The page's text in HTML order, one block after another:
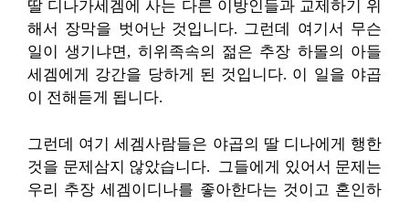
딸 디나가세겜에 사는 다른 이방인들과 교제하기 위
해서 장막을 벗어난 것입니다. 그런데 여기서 무슨
일이 생기냐면, 히위족속의 젊은 추장 하몰의 아들
세겜에게 강간을 당하게 된 것입니다. 이 일을 야곱
이 전해듣게 됩니다.
그런데 여기 세겜사람들은 야곱의 딸 디나에게 행한
것을 문제삼지 않았습니다. 그들에게 있어서 문제는
우리 추장 세겜이디나를 좋아한다는 것이고 혼인하